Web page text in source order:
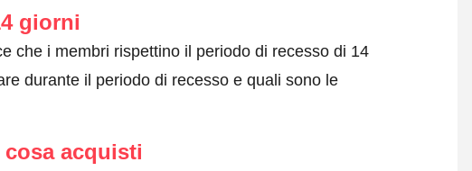
giorni
che i membri rispettino il periodo di recesso di 14
durante il periodo di recesso e quali sono le
cosa acquisti